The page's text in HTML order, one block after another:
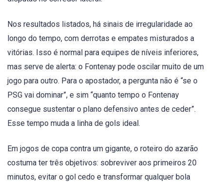
Nos resultados listados, há sinais de irregularidade ao
longo do tempo, com derrotas e empates misturados a
vitórias. Isso é normal para equipes de níveis inferiores,
mas serve de alerta: o Fontenay pode oscilar muito de um
jogo para outro. Para o apostador, a pergunta não é “se o
PSG vai dominar”, e sim “quanto tempo o Fontenay
consegue sustentar o plano defensivo antes de ceder”.
Esse tempo muda a linha de gols ideal.
Em jogos de copa contra um gigante, o roteiro do azarão
costuma ter três objetivos: sobreviver aos primeiros 20
minutos, evitar o gol cedo e transformar qualquer bola